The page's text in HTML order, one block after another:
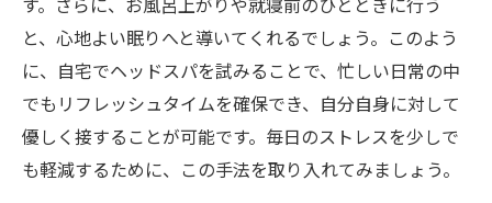
す。さらに、お風呂上がりや就寝前のひとときに行う
と、心地よい眠りへと導いてくれるでしょう。このよう
に、自宅でヘッドスパを試みることで、忙しい日常の中
でもリフレッシュタイムを確保でき、自分自身に対して
優しく接することが可能です。毎日のストレスを少しで
も軽減するために、この手法を取り入れてみましょう。